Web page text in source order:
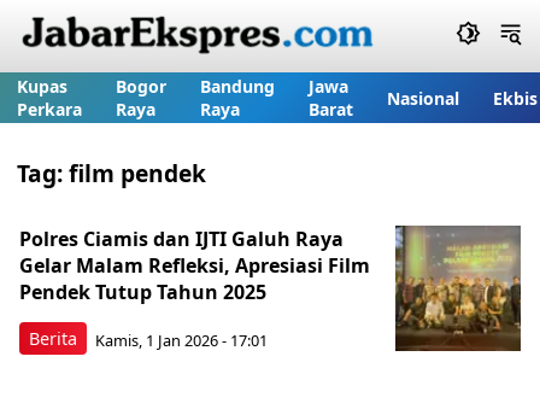
Kupas
Perkara
Bogor
Raya
Bandung
Raya
Jawa
Barat
Nasional Ekbis
Tag:film pendek
Berita
Polres Ciamis dan IJTI Galuh Raya
Gelar Malam Refleksi, Apresiasi Film
Pendek Tutup Tahun 2025
Kamis, 1 Jan 2026 - 17:01